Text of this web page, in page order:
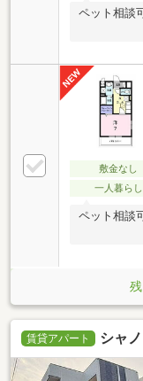
ペット相談
敷金なし
一人暮らし
ペット相談
賃貸アパート シャ